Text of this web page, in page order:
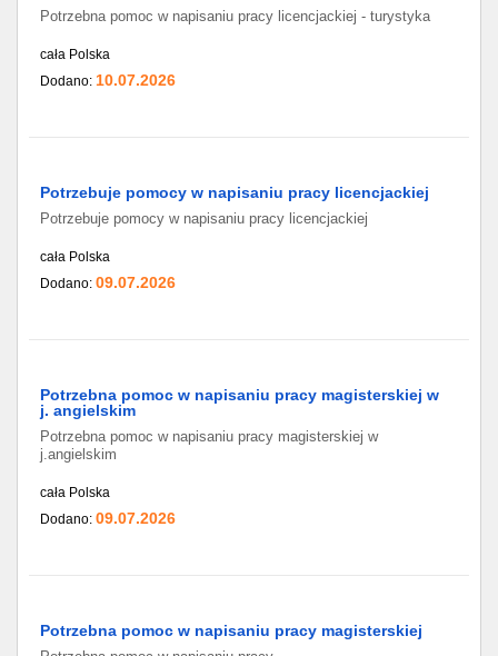
Potrzebna pomoc w napisaniu pracy licencjackiej - turystyka
cała Polska
Dodano: 10.07.2026
Potrzebuje pomocy w napisaniu pracy licencjackiej
Potrzebuje pomocy w napisaniu pracy licencjackiej
cała Polska
Dodano: 09.07.2026
Potrzebna pomoc w napisaniu pracy magisterskiej w
j. angielskim
Potrzebna pomoc w napisaniu pracy magisterskiej w
j.angielskim
cała Polska
Dodano: 09.07.2026
Potrzebna pomoc w napisaniu pracy magisterskiej